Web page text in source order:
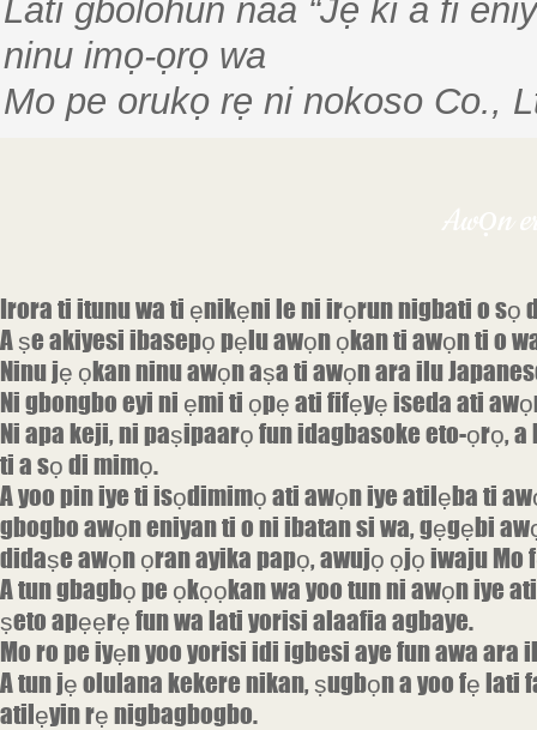
Lati gbolohun naa “Jẹ ki a fi
ninu imọ-ọrọ wa
Mo pe orukọ rẹ ni nokoso Co.,
Irora ti itunu wa ti ẹnikẹni le ni irọrun nigbati o sọ
A ṣe akiyesi ibasepọ pẹlu awọn ọkan ti awọn ti o
Ninu jẹ ọkan ninu awọn aṣa ti awọn ara ilu
Ni gbongbo eyi ni ẹmi ti ọpẹ ati fifẹyẹ iseda ati
Ni apa keji, ni paṣipaarọ fun idagbasoke eto-ọrọ,
ti a sọ di mimọ.
A yoo pin iye ti isọdimimọ ati awọn iye atilẹba ti
gbogbo awọn eniyan ti o ni ibatan si wa, gẹgẹbi
didaṣe awọn ọran ayika papọ, awujọ ọjọ iwaju
A tun gbagbọ pe ọkọọkan wa yoo tun ni awọn iye
ṣeto apẹẹrẹ fun wa lati yorisi alaafia agbaye.
Mo ro pe iyẹn yoo yorisi idi igbesi aye fun awa ara
A tun jẹ olulana kekere nikan, ṣugbọn a yoo fẹ
atilẹyin rẹ nigbagbogbo.
Awọn